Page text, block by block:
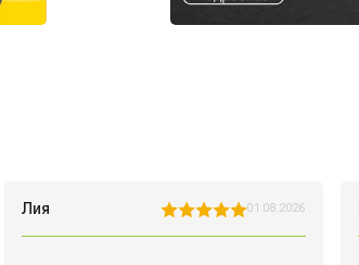
Лия 01.08.2026